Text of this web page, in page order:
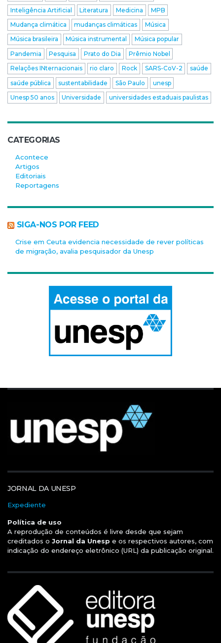
Inteligência Artificial
Literatura Medicina
MPB
Mudança climática
mudanças climáticas
Música
Música brasileira
Música instrumental
Música popular
Pandemia
Pesquisa Prato do Dia
Prêmio Nobel
Relações INternacionais
rio claro Rock SARS-CoV-2
saúde
saúde pública
sustentabilidade São Paulo
unesp
Unesp 50 anos
Universidade universidades estaduais paulistas
CATEGORIAS
Acontece
Artigos
Editoriais
Reportagens
SIGA-NOS POR FEED
Crise em Ceuta evidencia necessidade de rever políticas
de migração, avalia pesquisador da Unesp
JORNAL DA UNESP
Expediente
Política de uso
A reprodução de conteúdos é livre desde que sejam
creditados o Jornal da Unesp e os respectivos autores, com
indicação do endereço eletrônico (URL) da publicação original.